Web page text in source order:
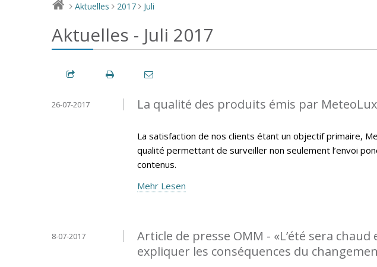
> Aktuelles > 2017 > Juli
Aktuelles - Juli 2017
La qualité des produits émis par
26-07-2017
La satisfaction de nos clients étant un objectif primaire,
qualité permettant de surveiller non seulement l’envoi
contenus.
Mehr Lesen
Article de presse OMM - «L’été sera
expliquer les conséquences du
8-07-2017